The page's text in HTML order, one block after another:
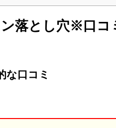
落とし穴※口コ
な口コミ